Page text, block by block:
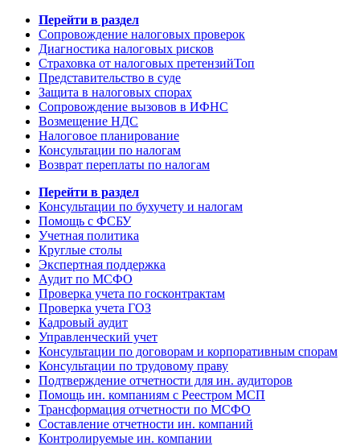
Перейти в раздел
Сопровождение налоговых проверок
Диагностика налоговых рисков
Страховка от налоговых претензийТоп
Представительство в суде
Защита в налоговых спорах
Сопровождение вызовов в ИФНС
Возмещение НДС
Налоговое планирование
Консультации по налогам
Возврат переплаты по налогам
Перейти в раздел
Консультации по бухучету и налогам
Помощь с ФСБУ
Учетная политика
Круглые столы
Экспертная поддержка
Аудит по МСФО
Проверка учета по госконтрактам
Проверка учета ГОЗ
Кадровый аудит
Управленческий учет
Консультации по договорам и корпоративным спорам
Консультации по трудовому праву
Подтверждение отчетности для ин. аудиторов
Помощь ин. компаниям с Реестром МСП
Трансформация отчетности по МСФО
Составление отчетности ин. компаний
Контролируемые ин. компании